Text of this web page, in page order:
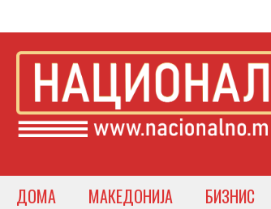
ДОМА МАКЕДОНИЈА БИЗНИС